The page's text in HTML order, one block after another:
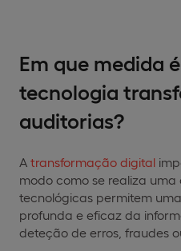
Em que medida
tecnologia
auditorias?
A transformação digital
modo como se realiza
tecnológicas permitem
profunda e eficaz da
deteção de erros, fraudes